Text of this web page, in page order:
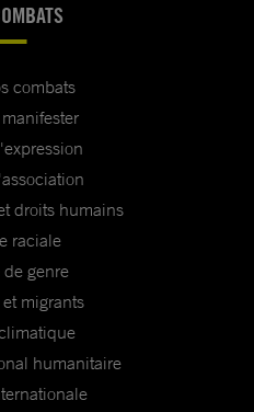
combats
droits humains
raciale
genre
migrants
humanitaire